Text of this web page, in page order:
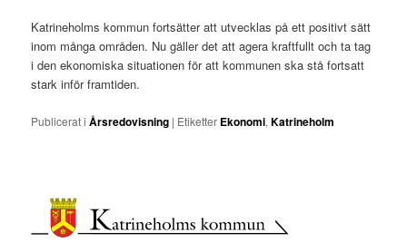
Katrineholms kommun fortsätter att utvecklas på ett positivt sätt
inom många områden. Nu gäller det att agera kraftfullt och ta tag
i den ekonomiska situationen för att kommunen ska stå fortsatt
stark inför framtiden.
Publicerat i Årsredovisning | Etiketter Ekonomi,Katrineholm